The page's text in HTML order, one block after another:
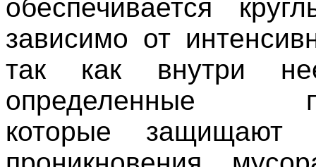
обеспечивается
зависимо от
так как внутри
определенные
которые защищают